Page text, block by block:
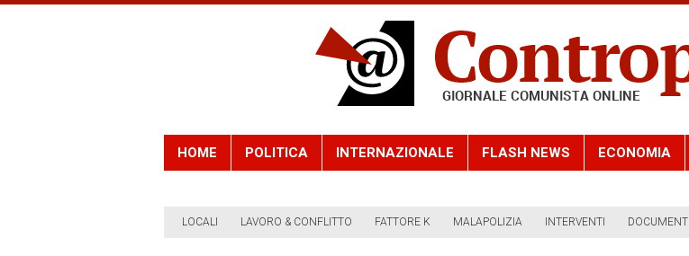
HOME POLITICA INTERNAZIONALE FLASH NEWS ECONOMIA
LOCALI LAVORO & CONFLITTO FATTORE K MALAPOLIZIA INTERVENTI DOCUMENTI